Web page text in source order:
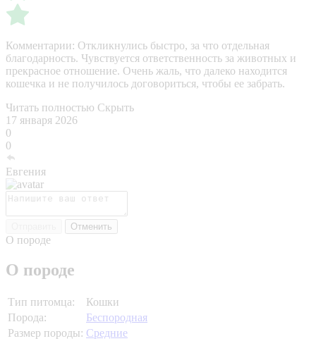
Комментарии: Откликнулись быстро, за что отдельная
благодарность. Чувствуется ответственность за животных и
прекрасное отношение. Очень жаль, что далеко находится
кошечка и не получилось договориться, чтобы ее забрать.
Читать полностью Скрыть
17 января 2026
0
0
Евгения
Отменить
О породе
О породе
Тип питомца:
Кошки
Порода:
Беспородная
Размер породы: Средние